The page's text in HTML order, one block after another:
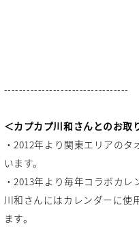
---------------------------------
＜カプカプ川和さんとのお取
・2012年より関東エリアの
います。
・2013年より毎年コラボカ
川和さんにはカレンダーに使
ます。